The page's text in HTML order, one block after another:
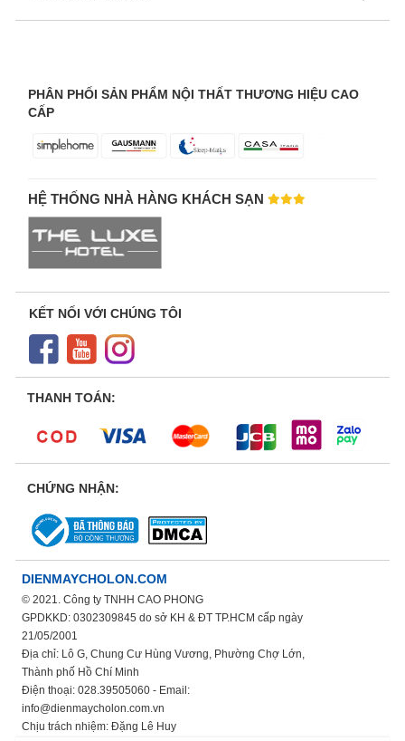
PHÂN PHỐI SẢN PHẨM NỘI THẤT THƯƠNG HIỆU CAO
CẤP
HỆ THỐNG NHÀ HÀNG KHÁCH SẠN
KẾT NỐI VỚI CHÚNG TÔI
THANH TOÁN:
CHỨNG NHẬN:
DIENMAYCHOLON.COM
© 2021. Công ty TNHH CAO PHONG
GPDKKD: 0302309845 do sở KH & ĐT TP.HCM cấp ngày
21/05/2001
Địa chỉ: Lô G, Chung Cư Hùng Vương, Phường Chợ Lớn,
Thành phố Hồ Chí Minh
Điện thoại: 028.39505060 - Email:
info@dienmaycholon.com.vn
Chịu trách nhiệm: Đặng Lê Huy